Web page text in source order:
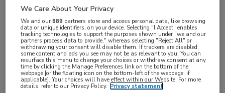
Onbekend
AANSTELLING
Vaste aanstelling
PLAATSINGSDATUM
15 september 2025
We Care About Your Privacy
We and our889 partners store and access personal data, like browsing
data or unique identifiers, on your device. Selecting "I Accept" enables
tracking technologies to support the purposes shown under "we and our
partners process data to provide," whereas selecting "Reject All" or
withdrawing your consent will disable them. If trackers are disabled,
some content and ads you see may not be as relevant to you. You can
resurface this menu to change your choices or withdraw consent at any
time by clicking the Manage Preferences link on the bottom of the
webpage [or the floating icon on the bottom-left of the webpage, if
applicable]. Your choices will have effect within our Website. For more
details, refer to our Privacy Policy. Privacy statement